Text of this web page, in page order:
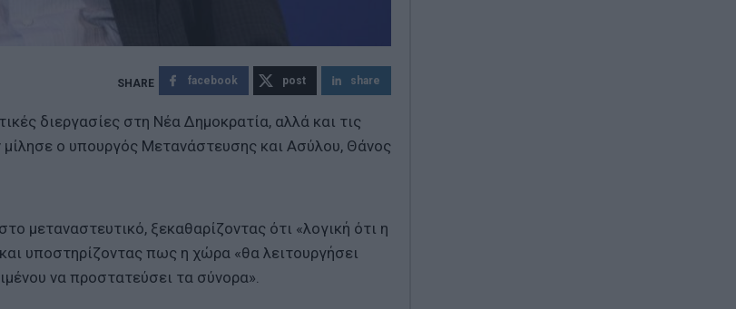
facebook post share
διεργασίες στη Νέα Δημοκρατία, αλλά και τις
ο υπουργός Μετανάστευσης και Ασύλου, Θάνος
μεταναστευτικό, ξεκαθαρίζοντας ότι «λογική ότι η
υποστηρίζοντας πως η χώρα «θα λειτουργήσει
να προστατεύσει τα σύνορα».